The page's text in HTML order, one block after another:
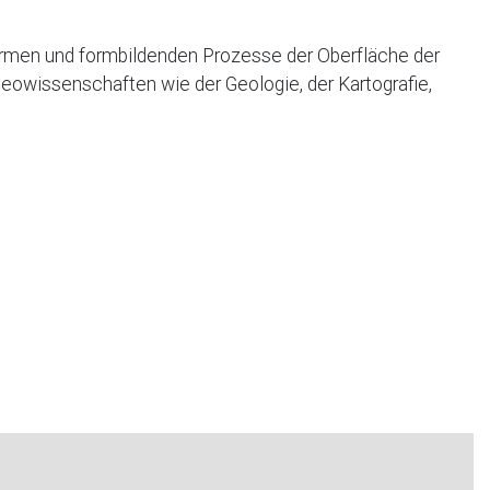
und formbildenden Prozesse der Oberfläche der
wie der Geologie, der Kartografie,